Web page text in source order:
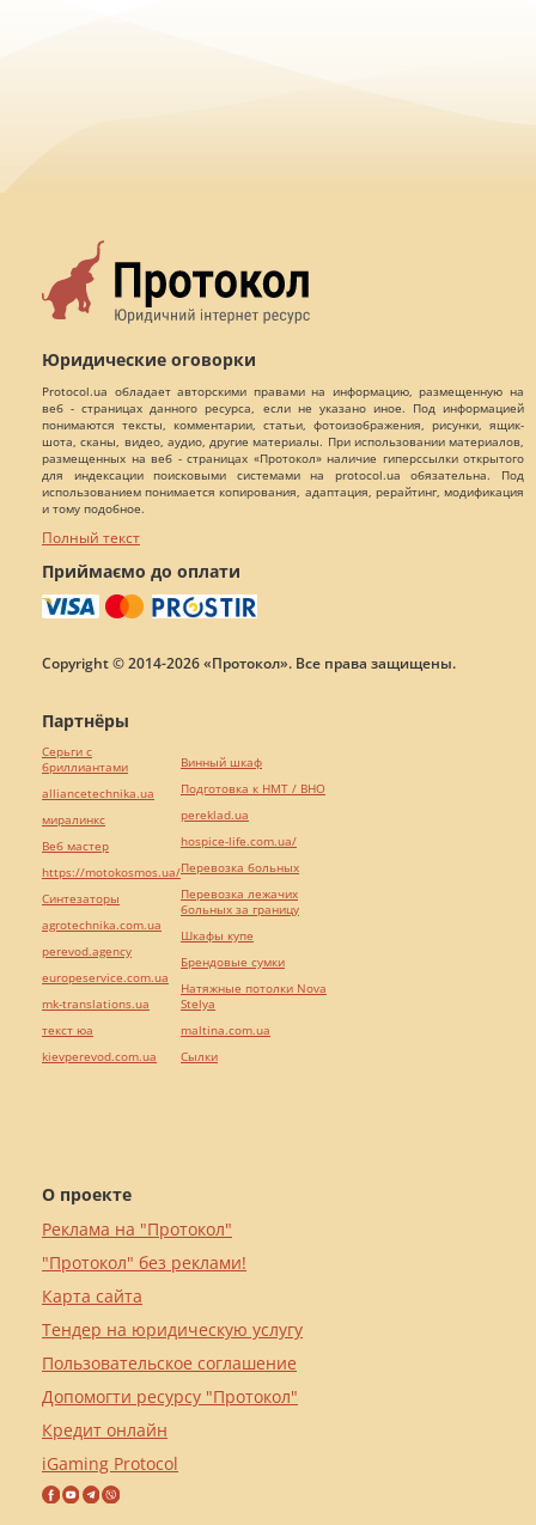
Юридические оговорки
Protocol.ua обладает авторскими правами на информацию, размещенную на
веб - страницах данного ресурса, если не указано иное. Под информацией
понимаются тексты, комментарии, статьи, фотоизображения, рисунки, ящик-
шота, сканы, видео, аудио, другие материалы. При использовании материалов,
размещенных на веб - страницах «Протокол» наличие гиперссылки открытого
для индексации поисковыми системами на protocol.ua обязательна. Под
использованием понимается копирования, адаптация, рерайтинг, модификация
и тому подобное.
Полный текст
Приймаємо до оплати
Copyright © 2014-2026 «Протокол». Все права защищены.
О проекте
Реклама на "Протокол"
"Протокол" без реклами!
Карта сайта
Тендер на юридическую услугу
Пользовательское соглашение
Допомогти ресурсу "Протокол"
Кредит онлайн
iGaming Protocol
Партнёры
Серьги с
бриллиантами
alliancetechnika.ua
миралинкс
Веб мастер
https://motokosmos.ua/
Синтезаторы
agrotechnika.com.ua
perevod.agency
europeservice.com.ua
mk-translations.ua
текст юа
kievperevod.com.ua
Винный шкаф
Подготовка к НМТ / ВНО
pereklad.ua
hospice-life.com.ua/
Перевозка больных
Перевозка лежачих
больных за границу
Шкафы купе
Брендовые сумки
Натяжные потолки Nova
Stelya
maltina.com.ua
Cылки